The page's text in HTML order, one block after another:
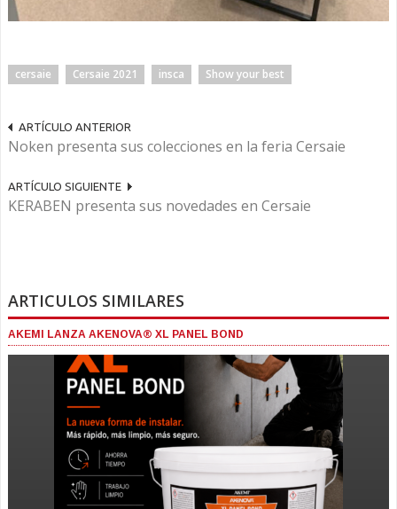
cersaie Cersaie 2021 insca Show your best
ARTÍCULO ANTERIOR
Noken presenta sus colecciones en la feria Cersaie
ARTÍCULO SIGUIENTE
KERABEN presenta sus novedades en Cersaie
ARTICULOS SIMILARES
AKEMI LANZA AKENOVA® XL PANEL BOND